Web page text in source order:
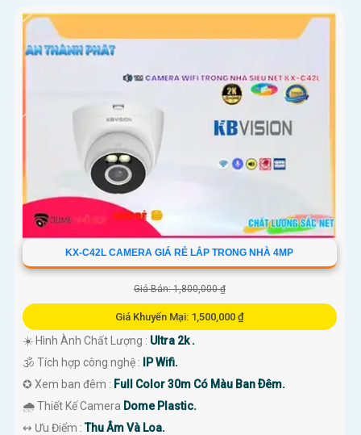
KX-C42L CAMERA GIÁ RẺ LẮP TRONG NHÀ 4MP
Giá Bán: 1,800,000 ₫
Giá Khuyến Mại: 1,500,000 ₫
☀️ Hình Ành Chất Lượng : Ultra 2k .
🕉️ Tích hợp công nghệ :
IP Wifi.
✪ Xem ban đêm : Full Color 30m Có Màu Ban Ðêm.
🌧️ Thiết Kế Camera Dome Plastic.
️↭ Ưu Điểm :Thu Âm Và Loa.